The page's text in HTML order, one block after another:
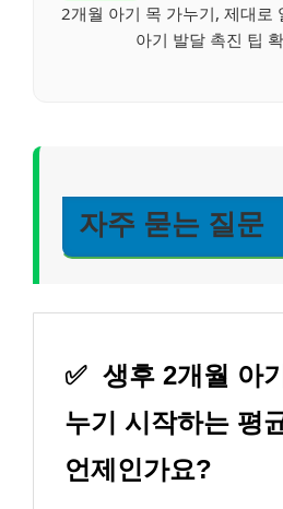
2개월 아기 목 가누기, 제대로
아기 발달 촉진 팁
자주 묻는 질문
✅ 생후 2개월 아
누기 시작하는 평
언제인가요?